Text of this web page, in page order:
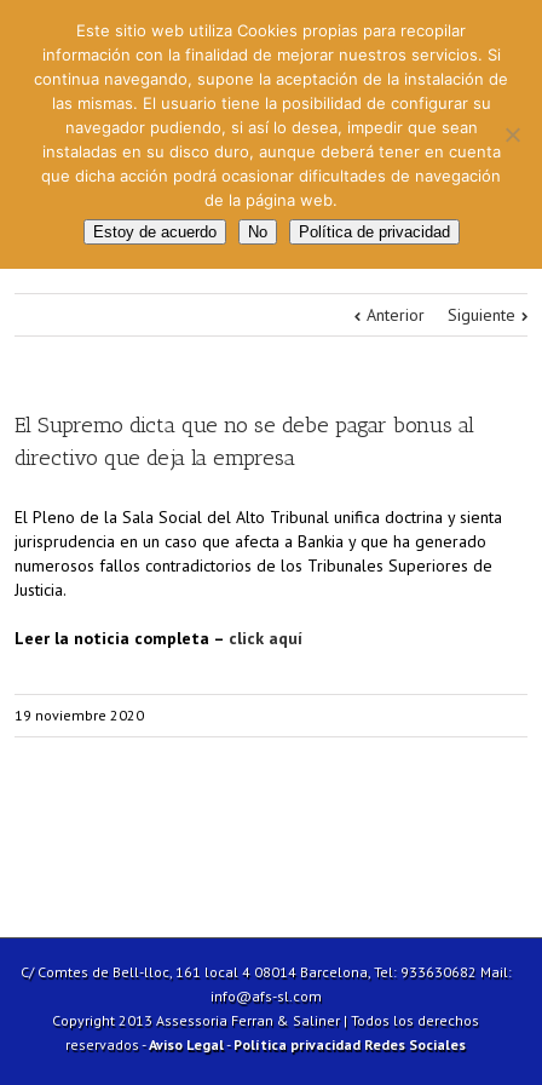
Anterior Siguiente
El Supremo dicta que no se debe pagar bonus al
directivo que deja la empresa
El Pleno de la Sala Social del Alto Tribunal unifica doctrina y sienta
jurisprudencia en un caso que afecta a Bankia y que ha generado
numerosos fallos contradictorios de los Tribunales Superiores de
Justicia.
Leer la noticia completa – click aquí
19 noviembre 2020
C/ Comtes de Bell-lloc, 161 local 4 08014 Barcelona, Tel: 933630682 Mail:
info@afs-sl.com
Copyright 2013 Assessoria Ferran & Saliner | Todos los derechos
reservados -Aviso Legal-Política privacidad Redes Sociales
Este sitio web utiliza Cookies propias para recopilar
información con la finalidad de mejorar nuestros servicios. Si
continua navegando, supone la aceptación de la instalación de
las mismas. El usuario tiene la posibilidad de configurar su
navegador pudiendo, si así lo desea, impedir que sean
instaladas en su disco duro, aunque deberá tener en cuenta
que dicha acción podrá ocasionar dificultades de navegación
de la página web.
Estoy de acuerdo No Política de privacidad